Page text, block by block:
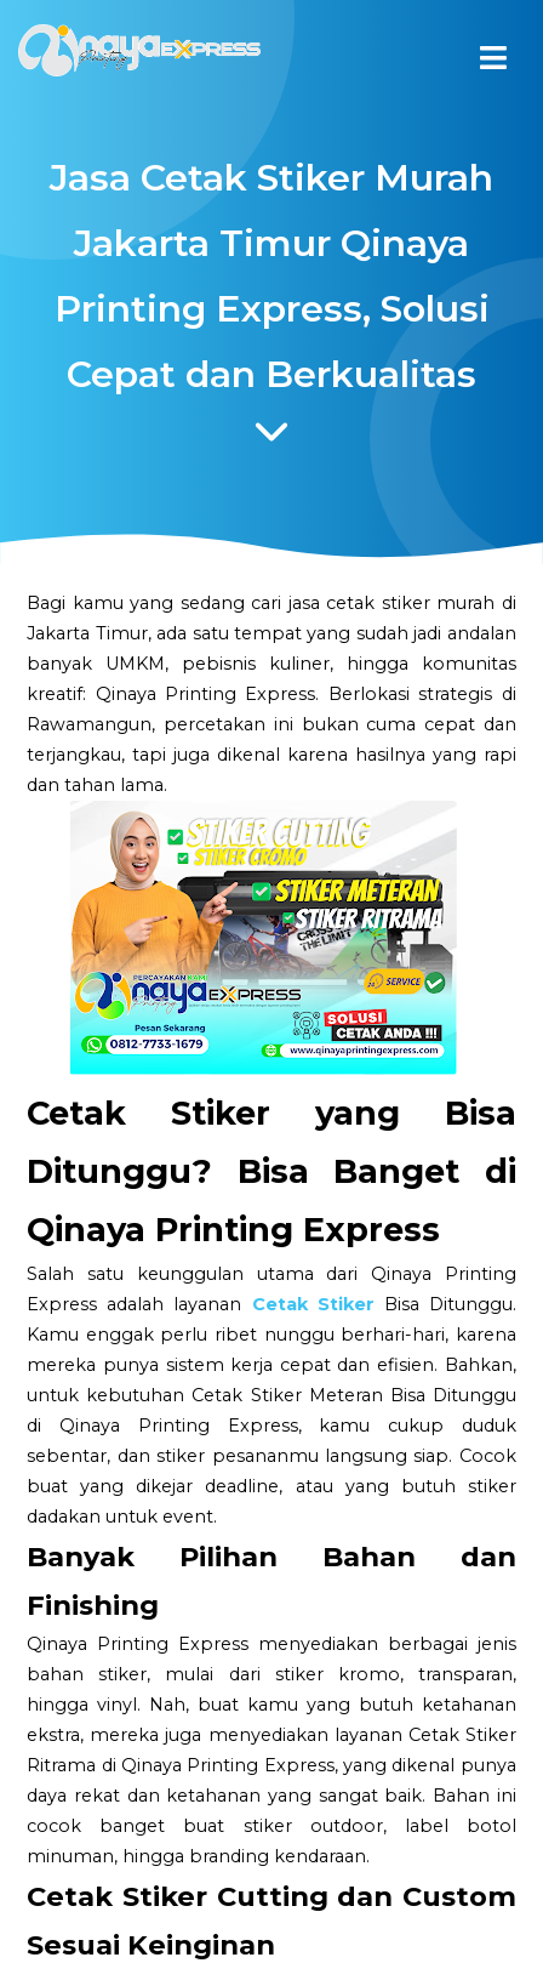
Jasa Cetak Stiker Murah
Jakarta Timur Qinaya
Printing Express, Solusi
Cepat dan Berkualitas
Bagi kamu yang sedang cari jasa cetak stiker murah di
Jakarta Timur, ada satu tempat yang sudah jadi andalan
banyak UMKM, pebisnis kuliner, hingga komunitas
kreatif: Qinaya Printing Express. Berlokasi strategis di
Rawamangun, percetakan ini bukan cuma cepat dan
terjangkau, tapi juga dikenal karena hasilnya yang rapi
dan tahan lama.
Cetak Stiker yang Bisa
Ditunggu? Bisa Banget di
Qinaya Printing Express
Salah satu keunggulan utama dari Qinaya Printing
Express adalah layanan Cetak Stiker Bisa Ditunggu.
Kamu enggak perlu ribet nunggu berhari-hari, karena
mereka punya sistem kerja cepat dan efisien. Bahkan,
untuk kebutuhan Cetak Stiker Meteran Bisa Ditunggu
di Qinaya Printing Express, kamu cukup duduk
sebentar, dan stiker pesananmu langsung siap. Cocok
buat yang dikejar deadline, atau yang butuh stiker
dadakan untuk event.
Banyak Pilihan Bahan dan
Finishing
Qinaya Printing Express menyediakan berbagai jenis
bahan stiker, mulai dari stiker kromo, transparan,
hingga vinyl. Nah, buat kamu yang butuh ketahanan
ekstra, mereka juga menyediakan layanan Cetak Stiker
Ritrama di Qinaya Printing Express, yang dikenal punya
daya rekat dan ketahanan yang sangat baik. Bahan ini
cocok banget buat stiker outdoor, label botol
minuman, hingga branding kendaraan.
Cetak Stiker Cutting dan Custom
Sesuai Keinginan